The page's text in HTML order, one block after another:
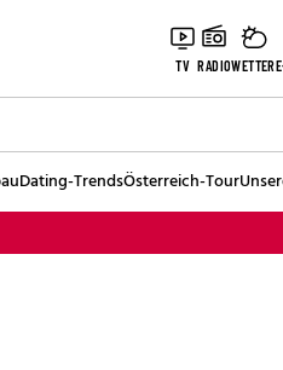
TV RADIOWETTER
Dating-TrendsÖsterreich-Tour